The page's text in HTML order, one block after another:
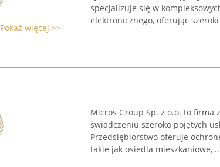
Pokaż więcej >>
specjalizuje się w
elektronicznego, oferując
Micros Group Sp. z o.o. to firma
świadczeniu szeroko pojętych
Przedsiębiorstwo oferuje
takie jak osiedla mieszkaniowe,